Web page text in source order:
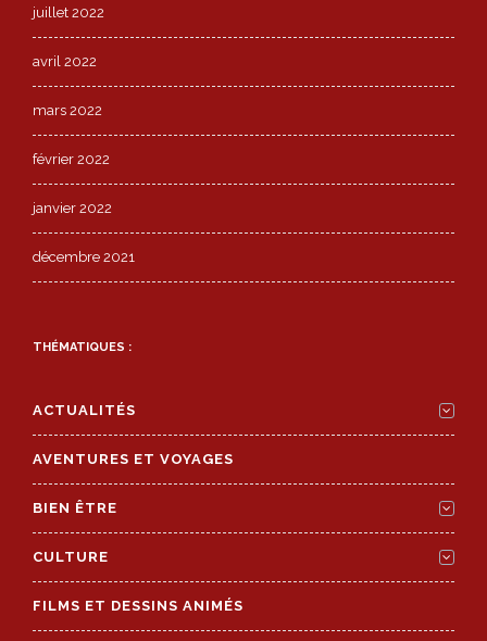
juillet 2022
avril 2022
mars 2022
février 2022
janvier 2022
décembre 2021
THÉMATIQUES :
ACTUALITÉS
AVENTURES ET VOYAGES
BIEN ÊTRE
CULTURE
FILMS ET DESSINS ANIMÉS